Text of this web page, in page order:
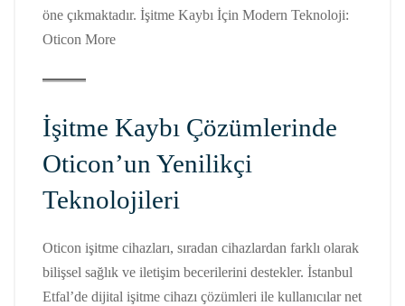
öne çıkmaktadır. İşitme Kaybı İçin Modern Teknoloji:
Oticon More
İşitme Kaybı Çözümlerinde
Oticon’un Yenilikçi
Teknolojileri
Oticon işitme cihazları, sıradan cihazlardan farklı olarak
bilişsel sağlık ve iletişim becerilerini destekler. İstanbul
Etfal’de dijital işitme cihazı çözümleri ile kullanıcılar net